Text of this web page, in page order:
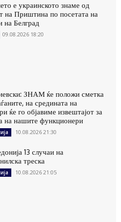
е украинското знаме од
на Приштина по посетата на
на Белград
09.08.2026 18:20
ЗНАМ ќе положи сметка
на средината на
ќе го објавиме извештајот за
на нашите функционери
10.08.2026 21:30
13 случаи на
треска
10.08.2026 21:05